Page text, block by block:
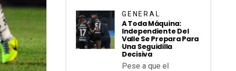
GENERAL
A Toda Máquina:
Independiente Del
Valle Se Prepara Para
Una Seguidilla
Decisiva
Pese a que el